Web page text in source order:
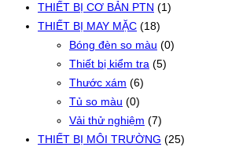
THIẾT BỊ CƠ BẢN PTN (1)
THIẾT BỊ MAY MẶC (18)
Bóng đèn so màu (0)
Thiết bị kiểm tra (5)
Thước xám (6)
Tủ so màu (0)
Vải thử nghiệm (7)
THIẾT BỊ MÔI TRƯỜNG (25)